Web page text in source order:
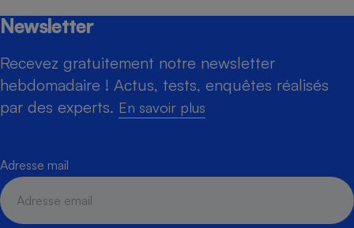
Newsletter
Recevez gratuitement notre newsletter
hebdomadaire ! Actus, tests, enquêtes réalisés
par des experts. En savoir plus
Adresse mail